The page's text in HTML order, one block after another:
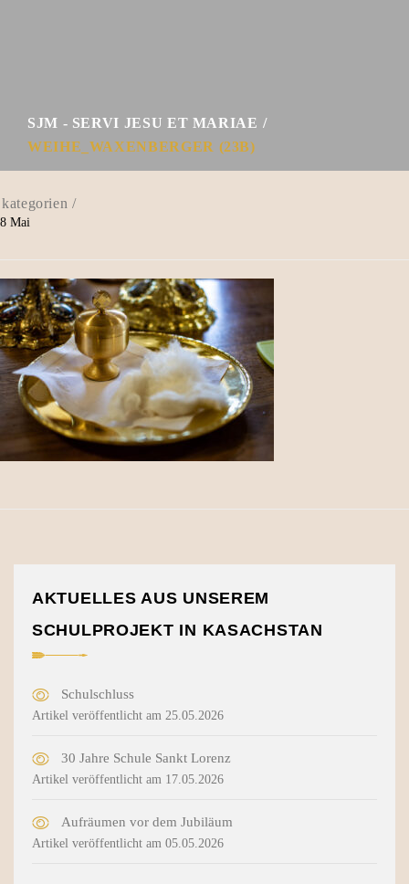
SJM - SERVI JESU ET MARIAE
WEIHE_WAXENBERGER (23B)
8 Mai
AKTUELLES AUS UNSEREM
SCHULPROJEKT IN KASACHSTAN
Schulschluss
Artikel veröffentlicht am 25.05.2026
30 Jahre Schule Sankt Lorenz
Artikel veröffentlicht am 17.05.2026
Aufräumen vor dem Jubiläum
Artikel veröffentlicht am 05.05.2026